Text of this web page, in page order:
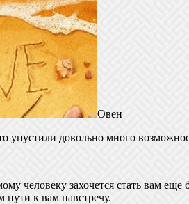
Овен
упустили довольно много
человеку захочется стать вам
пути к вам навстречу.